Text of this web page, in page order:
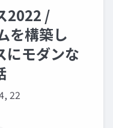
2022 /
を構築し
にモダンな
22